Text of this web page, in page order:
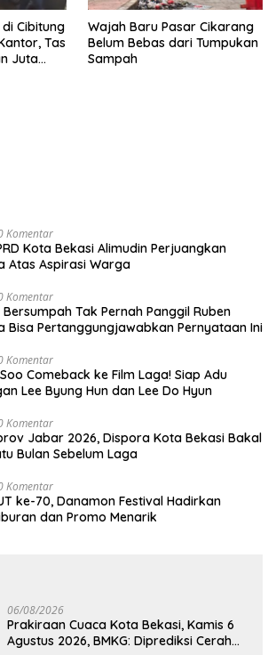
Cibitung
Tas
Juta
Wajah Baru Pasar Cikarang
Belum Bebas dari Tumpukan
Sampah
Komentar
Kota Bekasi Alimudin Perjuangkan
Atas Aspirasi Warga
Komentar
Tak Pernah Panggil Ruben
Bisa Pertanggungjawabkan Pernyataan Ini
Komentar
Comeback ke Film Laga! Siap Adu
Lee Byung Hun dan Lee Do Hyun
Komentar
Jabar 2026, Dispora Kota Bekasi Bakal
Bulan Sebelum Laga
Komentar
ke-70, Danamon Festival Hadirkan
dan Promo Menarik
06/08/2026
Prakiraan Cuaca Kota Bekasi, Kamis 6
Agustus 2026, BMKG: Diprediksi Cerah